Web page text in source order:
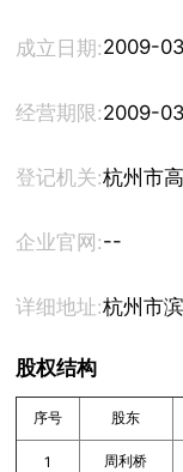
成立日期:2009-
经营期限:
登记机关:杭州市
企业官网:--
详细地址:杭州市
股权结构
序号 股东
1 周利桥